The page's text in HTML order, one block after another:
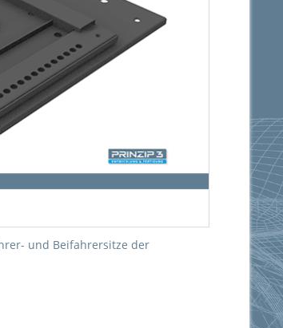
und Beifahrersitze der